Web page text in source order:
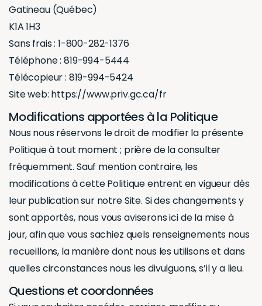
Gatineau (Québec)
K1A 1H3
Sans frais : 1-800-282-1376
Téléphone : 819-994-5444
Télécopieur : 819-994-5424
Site web: https://www.priv.gc.ca/fr
Modifications apportées à la Politique
Nous nous réservons le droit de modifier la présente
Politique à tout moment ; prière de la consulter
fréquemment. Sauf mention contraire, les
modifications à cette Politique entrent en vigueur dès
leur publication sur notre Site. Si des changements y
sont apportés, nous vous aviserons ici de la mise à
jour, afin que vous sachiez quels renseignements nous
recueillons, la manière dont nous les utilisons et dans
quelles circonstances nous les divulguons, s’il y a lieu.
Questions et coordonnées